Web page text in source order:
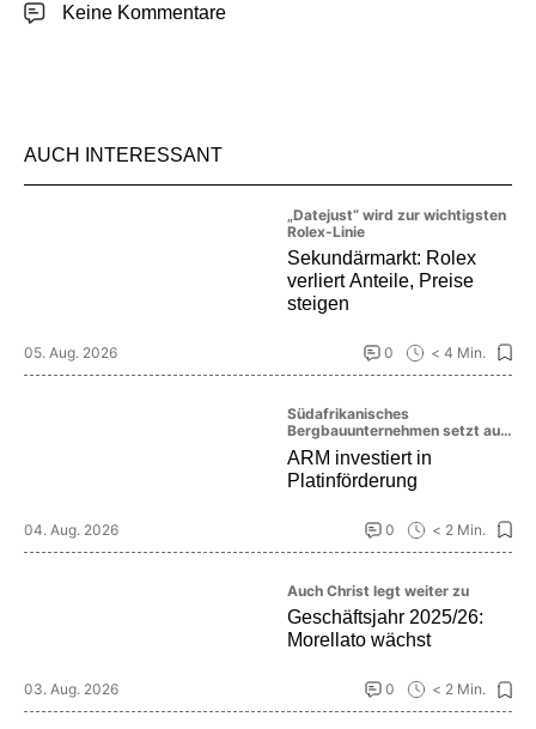
Keine Kommentare
AUCH INTERESSANT
„Datejust“ wird zur wichtigsten
Rolex-Linie
Sekundärmarkt: Rolex
verliert Anteile, Preise
steigen
05. Aug. 2026 0 < 4 Min.
Südafrikanisches
Bergbauunternehmen setzt auf
die Zukunft des Platinmarktes
ARM investiert in
Platinförderung
04. Aug. 2026 0 < 2 Min.
Auch Christ legt weiter zu
Geschäftsjahr 2025/26:
Morellato wächst
03. Aug. 2026 0 < 2 Min.